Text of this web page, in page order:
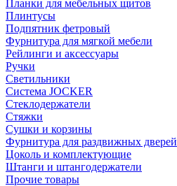
Планки для мебельных щитов
Плинтусы
Подпятник фетровый
Фурнитура для мягкой мебели
Рейлинги и аксессуары
Ручки
Светильники
Система JOCKER
Стеклодержатели
Стяжки
Сушки и корзины
Фурнитура для раздвижных дверей
Цоколь и комплектующие
Штанги и штангодержатели
Прочие товары